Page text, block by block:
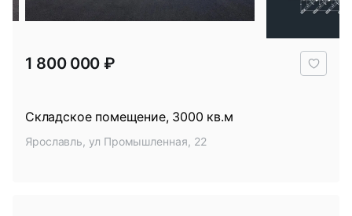
Складское помещение, 3000 кв.м
Ярославль, ул Промышленная, 22
1 800 000 ₽